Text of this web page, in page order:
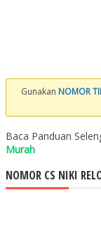
Gunakan NOMOR
Baca Panduan
Murah
NOMOR CS NIKI